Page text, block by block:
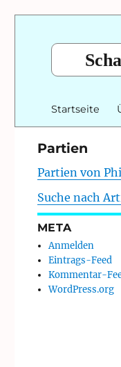
Startseite
Partien
Partien von
Suche nach
META
Anmelden
Eintrags-Feed
Kommentar-
WordPress.org